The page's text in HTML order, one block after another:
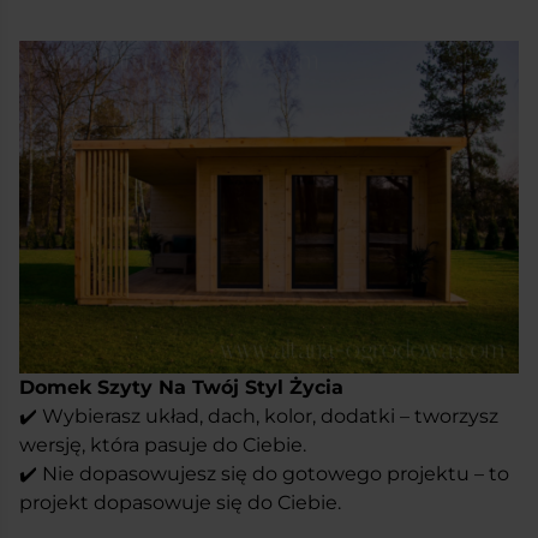
Domek Szyty Na Twój Styl Życia
✔️ Wybierasz układ, dach, kolor, dodatki – tworzysz
wersję, która pasuje do Ciebie.
✔️ Nie dopasowujesz się do gotowego projektu – to
projekt dopasowuje się do Ciebie.